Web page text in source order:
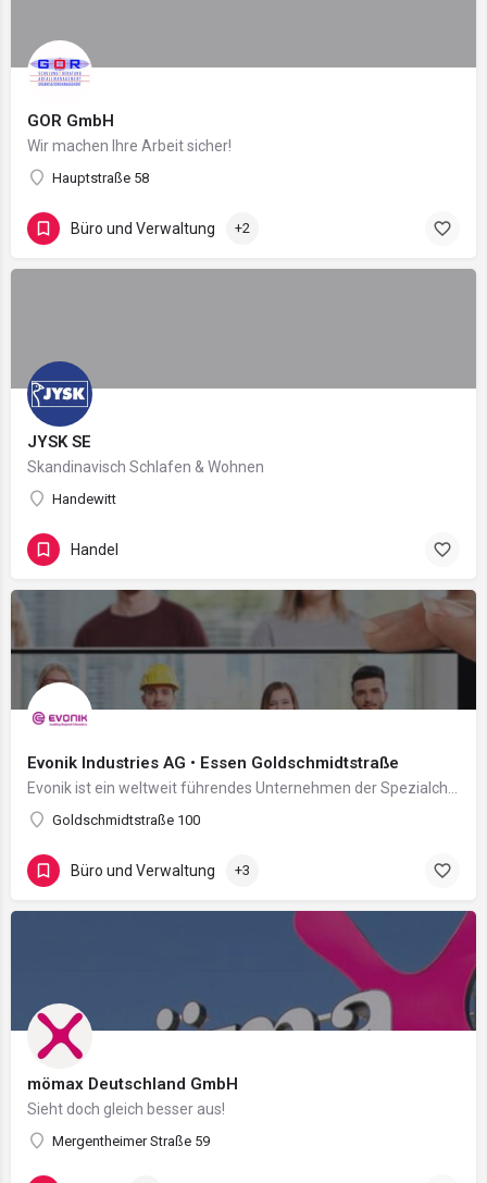
GOR GmbH
Wir machen Ihre Arbeit sicher!
Hauptstraße 58
Büro und Verwaltung +2
JYSK SE
Skandinavisch Schlafen & Wohnen
Handewitt
Handel
Evonik Industries AG • Essen Goldschmidtstraße
Goldschmidtstraße 100
Büro und Verwaltung +3
mömax Deutschland GmbH
Sieht doch gleich besser aus!
Mergentheimer Straße 59